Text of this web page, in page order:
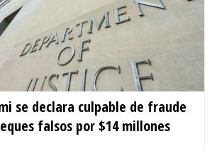
se declara culpable de fraude
falsos por $14 millones